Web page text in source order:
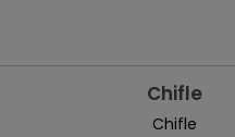
Chifle
Chifle